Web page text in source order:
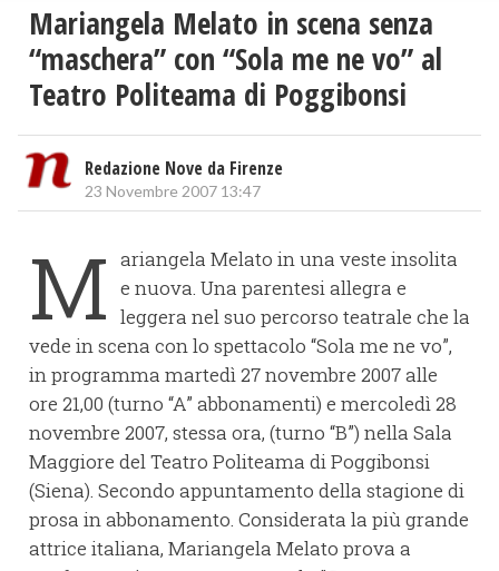
Mariangela Melato in scena senza
“maschera” con “Sola me ne vo” al
Teatro Politeama di Poggibonsi
Redazione Nove da Firenze
23 Novembre 2007 13:47
M ariangela Melato in una veste insolita
e nuova. Una parentesi allegra e
leggera nel suo percorso teatrale che la
vede in scena con lo spettacolo “Sola me ne vo”,
in programma martedì 27 novembre 2007 alle
ore 21,00 (turno “A” abbonamenti) e mercoledì 28
novembre 2007, stessa ora, (turno “B”) nella Sala
Maggiore del Teatro Politeama di Poggibonsi
(Siena). Secondo appuntamento della stagione di
prosa in abbonamento. Considerata la più grande
attrice italiana, Mariangela Melato prova a